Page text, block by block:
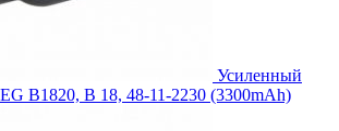
Усиленный
B1820, B 18, 48-11-2230 (3300mAh)